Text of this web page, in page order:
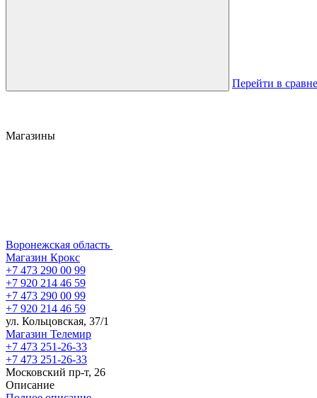
Перейти в
Магазины
Воронежская область
Магазин Крокс
+7 473 290 00 99
+7 920 214 46 59
+7 473 290 00 99
+7 920 214 46 59
ул. Кольцовская, 37/1
Магазин Телемир
+7 473 251-26-33
+7 473 251-26-33
Московский пр-т, 26
Описание